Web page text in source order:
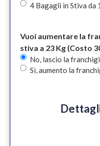
4 Bagagli in Stiva da
Vuoi aumentare la
stiva a 23 Kg (Costo
No, lascio la
Sì, aumento la